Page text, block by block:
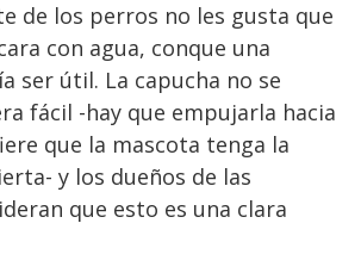
de los perros no les gusta que
con agua, conque una
ser útil. La capucha no se
fácil -hay que empujarla hacia
que la mascota tenga la
y los dueños de las
que esto es una clara